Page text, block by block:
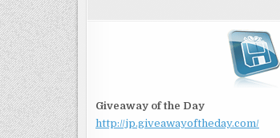
Giveaway of the Day
http://jp.giveawayoftheday.com/